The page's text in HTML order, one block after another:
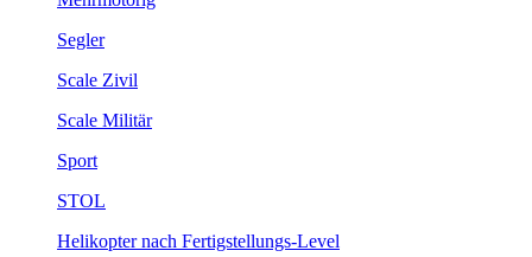
Segler
Scale Zivil
Scale Militär
Sport
STOL
Helikopter nach Fertigstellungs-Level